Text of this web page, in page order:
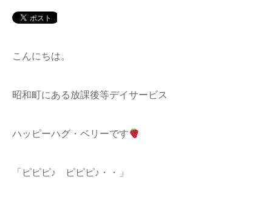
こんにちは。
昭和町にある放課後等デイサービス
ハッピーハグ・ベリーです
「ピピピ♪ ピピピ♪・・」
求人情報
運営会社